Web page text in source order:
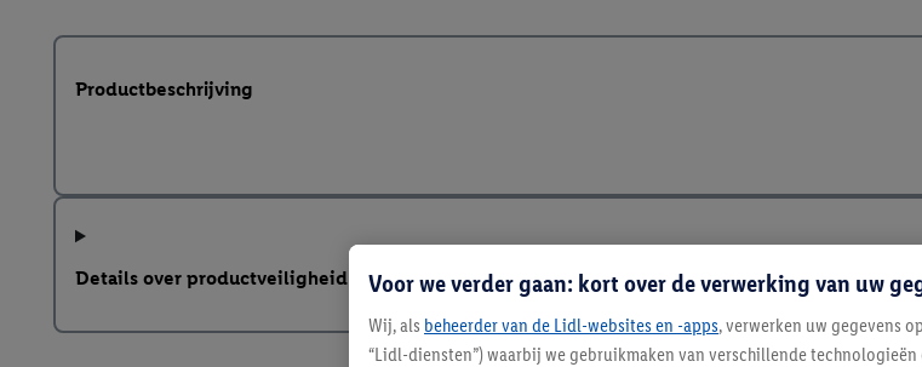
Productbeschrijving
Details over productveiligheid Voor we verder gaan: kort over de verwerking van uw
Wij, als beheerder van de Lidl-websites en -apps, verwerken uw gegevens
“Lidl-diensten”) waarbij we gebruikmaken van verschillende